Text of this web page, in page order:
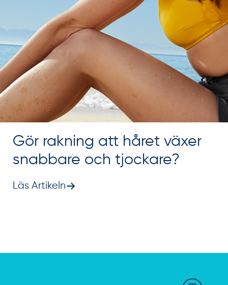
Gör rakning att håret växer
snabbare och tjockare?
Läs Artikeln